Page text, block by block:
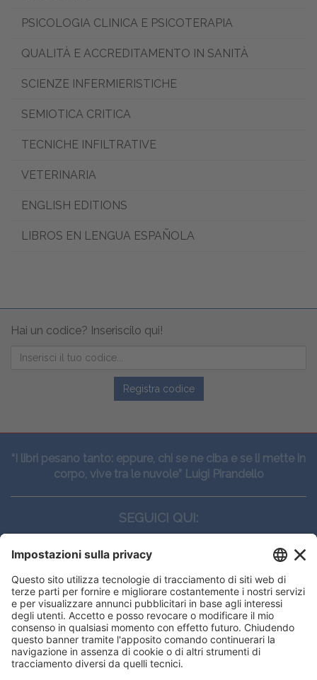
PSICOLOGIA CLINICA E PSICOTERAPIA
QUALITÀ E ACCREDITAMENTO IN SANITÀ
SCIENZE INFERMIERISTICHE
SEMIOTICA CRITICA
TECNICHE INFILTRATIVE
VETERINARIA
ENGLISH EDITIONS
LIBROS EN LENGUA ESPAÑOLA
Hai un codice? Inseriscilo qui!
Registra codice
“I libri pesano tanto: eppure, chi se ne ciba e se li mette in
corpo, vive tra le nuvole” Luigi Pirandello
SEGUICI QUI:
CONTATTI
Edi.Ermes srl
Viale E. Forlanini, 21 - 20134, Milano
(+39)027021121
E-mail:eeinfo@eenet.it